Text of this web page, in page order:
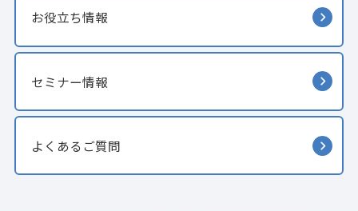
お役立ち情報
セミナー情報
よくあるご質問